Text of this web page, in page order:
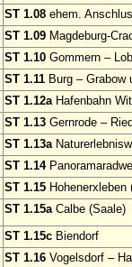
ST 1.08 ehem.
ST 1.09 Magdeburg-
ST 1.10 Gommern –
ST 1.11 Burg – Grabow
ST 1.12aHafenbahn
ST 1.13 Gernrode –
ST 1.13a
ST 1.14
ST 1.15
ST 1.15aCalbe (Saale)
ST 1.15c Biendorf
ST 1.16 Vogelsdorf –